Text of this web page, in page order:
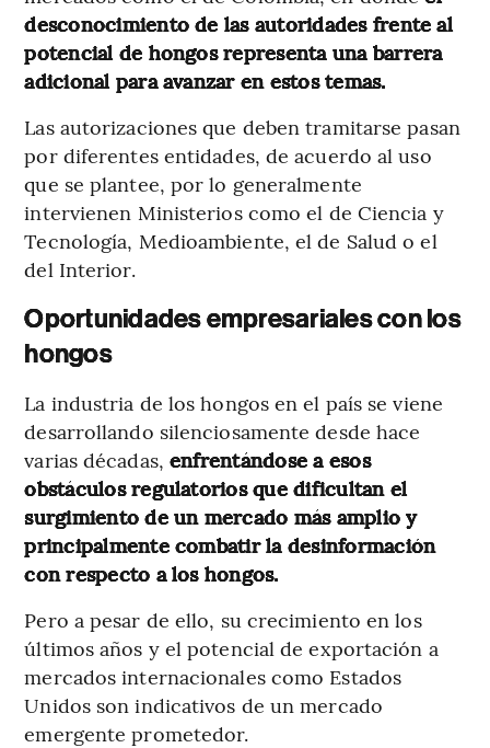
desconocimiento de las autoridades frente al
potencial de hongos representa una barrera
adicional para avanzar en estos temas.
Las autorizaciones que deben tramitarse pasan
por diferentes entidades, de acuerdo al uso
que se plantee, por lo generalmente
intervienen Ministerios como el de Ciencia y
Tecnología, Medioambiente, el de Salud o el
del Interior.
Oportunidades empresariales con los
hongos
La industria de los hongos en el país se viene
desarrollando silenciosamente desde hace
varias décadas, enfrentándose a esos
obstáculos regulatorios que dificultan el
surgimiento de un mercado más amplio y
principalmente combatir la desinformación
con respecto a los hongos.
Pero a pesar de ello, su crecimiento en los
últimos años y el potencial de exportación a
mercados internacionales como Estados
Unidos son indicativos de un mercado
emergente prometedor.